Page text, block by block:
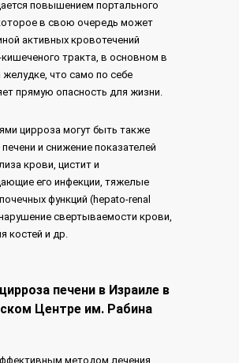
повышением портального
в свою очередь может
активных кровотечений
тракта, в основном в
что само по себе
прямую опасность для жизни.
цирроза могут быть также
и снижение показателей
крови, цистит и
его инфекции, тяжелые
функций (hepato-renal
свертываемости крови,
костей и др.
печени в Израиле в
Центре им. Рабина
методом лечения